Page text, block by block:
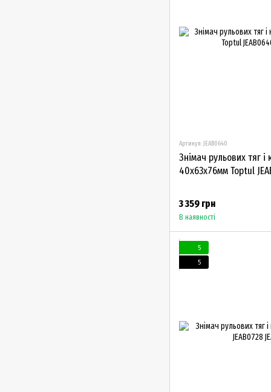
Артикул: JEAB0640
Знімач рульових тяг і
40х63х76мм Toptul
3 359 грн
В наявності
5
5